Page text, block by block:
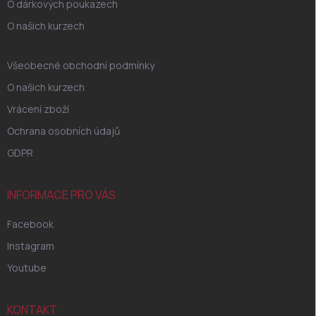
O dárkových poukazech
O našich kurzech
Všeobecné obchodní podmínky
O našich kurzech
Vrácení zboží
Ochrana osobních údajů
GDPR
INFORMACE PRO VÁS
Facebook
Instagram
Youtube
KONTAKT